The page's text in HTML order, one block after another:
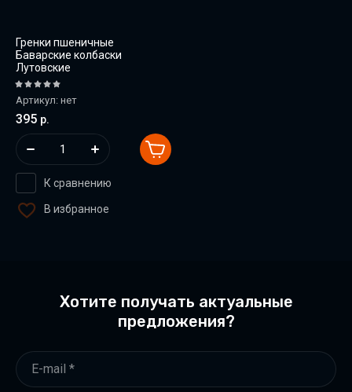
Гренки пшеничные
Баварские колбаски
Лутовские
Артикул: нет
395 р.
К сравнению
В избранное
Хотите получать актуальные
предложения?